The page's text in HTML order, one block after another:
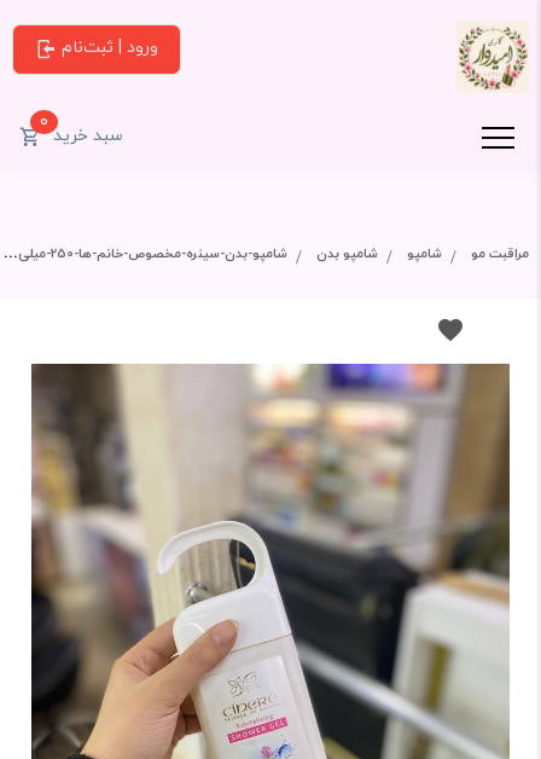
ورود | ثبت‌نام
سبد خرید0
مراقبت مو شامپو شامپو بدن شامپو-بدن-سینره-مخصوص-خانم-ها-250-میلی-لیتر